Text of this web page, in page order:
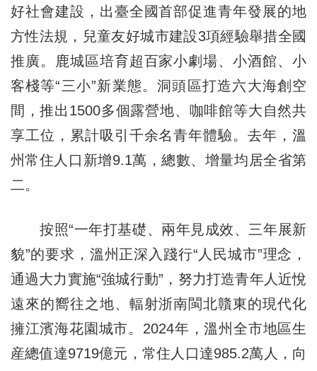
好社會建設，出臺全國首部促進青年發展的地
方性法規，兒童友好城市建設3項經驗舉措全國
推廣。鹿城區培育超百家小劇場、小酒館、小
客棧等“三小”新業態。洞頭區打造六大海創空
間，推出1500多個露營地、咖啡館等大自然共
享工位，累計吸引千余名青年體驗。去年，溫
州常住人口新增9.1萬，總數、增量均居全省第
二。
按照“一年打基礎、兩年見成效、三年展新
貌”的要求，溫州正深入踐行“人民城市”理念，
通過大力實施“強城行動”，努力打造青年人近悅
遠來的嚮往之地、輻射浙南閩北贛東的現代化
擁江濱海花園城市。2024年，溫州全市地區生
産總值達9719億元，常住人口達985.2萬人，向